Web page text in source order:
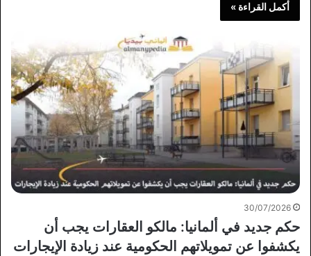
أكمل القراءة »
30/07/2026
حكم جديد في ألمانيا: مالكو العقارات يجب أن
يكشفوا عن تمويلاتهم الحكومية عند زيادة الإيجارات